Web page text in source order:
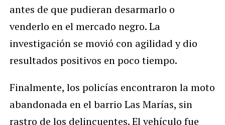
antes de que pudieran desarmarlo o
venderlo en el mercado negro. La
investigación se movió con agilidad y dio
resultados positivos en poco tiempo.
Finalmente, los policías encontraron la moto
abandonada en el barrio Las Marías, sin
rastro de los delincuentes. El vehículo fue